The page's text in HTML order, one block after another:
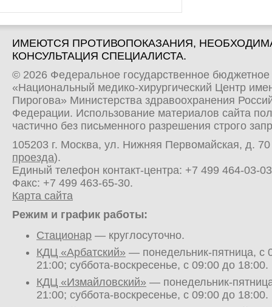
ИМЕЮТСЯ ПРОТИВОПОКАЗАНИЯ,
КОНСУЛЬТАЦИЯ СПЕЦИАЛИСТА.
© 2026 Федеральное государственное
«Национальный медико-хирургический Центр
Пирогова» Министерства здравоохранения
Федерации. Использование материалов сайта
частично без письменного разрешения строго
105203 г. Москва, ул. Нижняя Первомайская, д.
проезда).
Единый телефон контакт-центра: +7 499 464-03-03
Факс: +7 499 463-65-30.
Карта сайта
Режим и график работы:
Стационар — круглосуточно.
КДЦ «Арбатский» — понедельник-пятница, с
21:00; суббота-воскресенье, с 09:00 до 18:00.
КДЦ «Измайловский» — понедельник-
21:00; суббота-воскресенье, с 09:00 до 18:00.